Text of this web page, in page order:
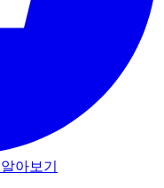
아보기